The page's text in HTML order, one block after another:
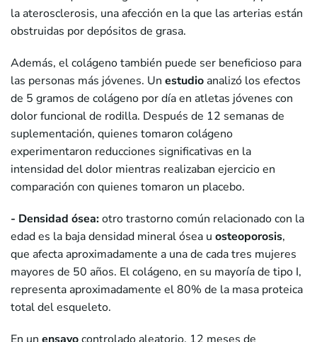
la aterosclerosis, una afección en la que las arterias están
obstruidas por depósitos de grasa.
Además, el colágeno también puede ser beneficioso para
las personas más jóvenes. Un estudio analizó los efectos
de 5 gramos de colágeno por día en atletas jóvenes con
dolor funcional de rodilla. Después de 12 semanas de
suplementación, quienes tomaron colágeno
experimentaron reducciones significativas en la
intensidad del dolor mientras realizaban ejercicio en
comparación con quienes tomaron un placebo.
- Densidad ósea:otro trastorno común relacionado con la
edad es la baja densidad mineral ósea u osteoporosis,
que afecta aproximadamente a una de cada tres mujeres
mayores de 50 años. El colágeno, en su mayoría de tipo I,
representa aproximadamente el 80% de la masa proteica
total del esqueleto.